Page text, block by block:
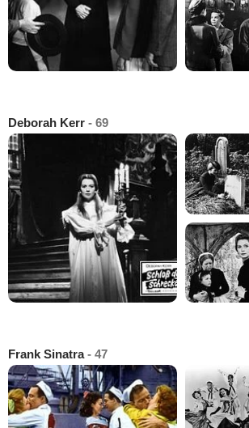
Deborah Kerr - 69
Frank Sinatra- 47